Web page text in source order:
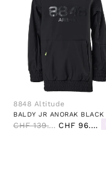
8848 Altitude
BALDY JR ANORAK BLACK
CHF 139.00 CHF 96.00